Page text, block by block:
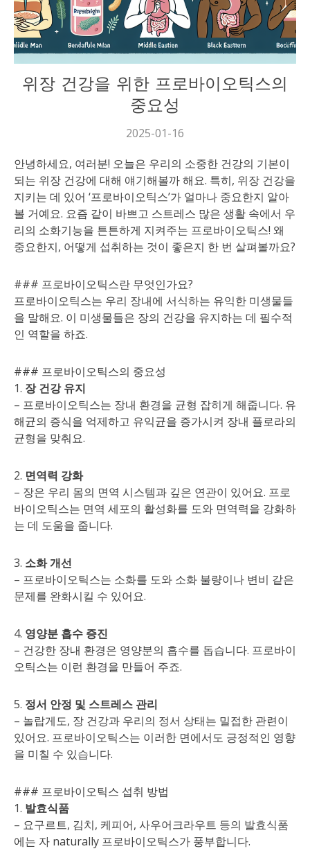
건강
위장 건강을 위한 프로바이오틱스의
중요성
2025-01-16
안녕하세요, 여러분! 오늘은 우리의 소중한 건강의 기본이
되는 위장 건강에 대해 얘기해볼까 해요. 특히, 위장 건강을
지키는 데 있어 ‘프로바이오틱스’가 얼마나 중요한지 알아
볼 거예요. 요즘 같이 바쁘고 스트레스 많은 생활 속에서 우
리의 소화기능을 튼튼하게 지켜주는 프로바이오틱스! 왜
중요한지, 어떻게 섭취하는 것이 좋은지 한 번 살펴볼까요?
### 프로바이오틱스란 무엇인가요?
프로바이오틱스는 우리 장내에 서식하는 유익한 미생물들
을 말해요. 이 미생물들은 장의 건강을 유지하는 데 필수적
인 역할을 하죠.
### 프로바이오틱스의 중요성
1. 장 건강 유지
– 프로바이오틱스는 장내 환경을 균형 잡히게 해줍니다. 유
해균의 증식을 억제하고 유익균을 증가시켜 장내 플로라의
균형을 맞춰요.
2. 면역력 강화
– 장은 우리 몸의 면역 시스템과 깊은 연관이 있어요. 프로
바이오틱스는 면역 세포의 활성화를 도와 면역력을 강화하
는 데 도움을 줍니다.
3. 소화 개선
– 프로바이오틱스는 소화를 도와 소화 불량이나 변비 같은
문제를 완화시킬 수 있어요.
4. 영양분 흡수 증진
– 건강한 장내 환경은 영양분의 흡수를 돕습니다. 프로바이
오틱스는 이런 환경을 만들어 주죠.
5. 정서 안정 및 스트레스 관리
– 놀랍게도, 장 건강과 우리의 정서 상태는 밀접한 관련이
있어요. 프로바이오틱스는 이러한 면에서도 긍정적인 영향
을 미칠 수 있습니다.
### 프로바이오틱스 섭취 방법
1. 발효식품
– 요구르트, 김치, 케피어, 사우어크라우트 등의 발효식품
에는 자 naturally 프로바이오틱스가 풍부합니다.